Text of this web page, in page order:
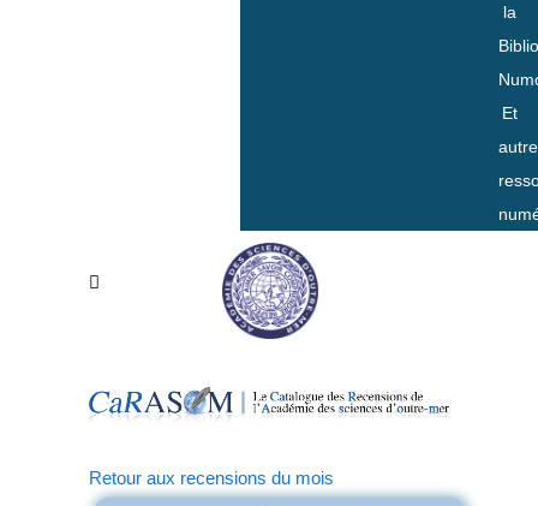
la
Et
Retour aux recensions du mois